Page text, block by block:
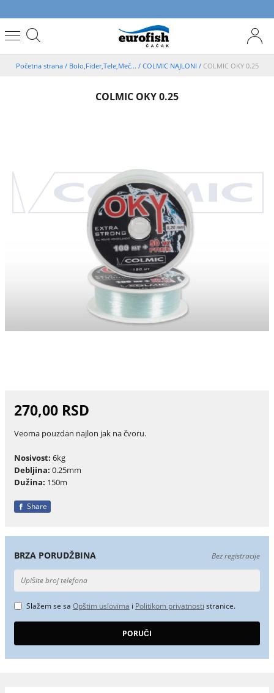
Početna strana / Bolo,Fider,Tele,Meč... / COLMIC NAJLONI / COLMIC OKY 0.25
COLMIC OKY 0.25
270,00 RSD
Veoma pouzdan najlon jak na čvoru.
Nosivost: 6kg
Debljina: 0.25mm
Dužina: 150m
Share
BRZA PORUDŽBINA Bez registracije
Slažem se sa Opštim uslovima i Politikom privatnosti stranice.